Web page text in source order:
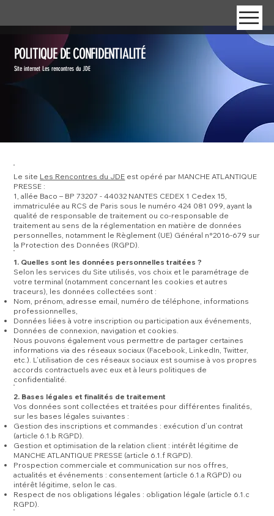
Le site Les Rencontres du JDE est opéré par MANCHE ATLANTIQUE
PRESSE :
1, allée Baco – BP 73207 - 44032 NANTES CEDEX 1 Cedex 15,
immatriculée au RCS de Paris sous le numéro 424 081 099, ayant la
qualité de responsable de traitement ou co-responsable de
traitement au sens de la réglementation en matière de données
personnelles, notamment le Règlement (UE) Général n°2016-679 sur
la Protection des Données (RGPD).
1. Quelles sont les données personnelles traitées ?
Selon les services du Site utilisés, vos choix et le paramétrage de
votre terminal (notamment concernant les cookies et autres
traceurs), les données collectées sont :
Nom, prénom, adresse email, numéro de téléphone, informations
professionnelles,
Données liées à votre inscription ou participation aux événements,
Données de connexion, navigation et cookies.
Nous pouvons également vous permettre de partager certaines
informations via des réseaux sociaux (Facebook, LinkedIn, Twitter,
etc.). L’utilisation de ces réseaux sociaux est soumise à vos propres
accords contractuels avec eux et à leurs politiques de
confidentialité.
2. Bases légales et finalités de traitement
Vos données sont collectées et traitées pour différentes finalités,
sur les bases légales suivantes :
Gestion des inscriptions et commandes : exécution d’un contrat
(article 6.1.b RGPD).
Gestion et optimisation de la relation client : intérêt légitime de
MANCHE ATLANTIQUE PRESSE (article 6.1.f RGPD).
Prospection commerciale et communication sur nos offres,
actualités et événements : consentement (article 6.1.a RGPD) ou
intérêt légitime, selon le cas.
Respect de nos obligations légales : obligation légale (article 6.1.c
RGPD).
POLITIQUE DE CONFIDENTIALITÉ
Site internet Les rencontres du JDE